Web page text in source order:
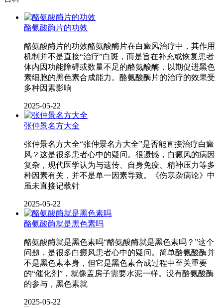
酪氨酸酶片的功效
酪氨酸酶片的功效酪氨酸酶片在白癜风治疗中，其作用
机制并不是直接“治疗”白斑，而是旨在补充或恢复患者
体内因功能障碍或数量不足的酪氨酸酶，以期促进黑色
素细胞的黑色素合成能力。酪氨酸酶片的治疗的效果受
多种因素影响
2025-05-22
张仲景名方大全
张仲景名方大全“张仲景名方大全”是否能直接治疗白癜
风？这是很多患者心中的疑问。很遗憾，白癜风的病因
复杂，现代医学认为与遗传、自身免疫、精神压力等多
种因素有关，并不是单一因素导致。《伤寒杂病论》中
虽未直接记载针
2025-05-22
酪氨酸酶就是黑色素吗
酪氨酸酶就是黑色素吗“酪氨酸酶就是黑色素吗？”这个
问题，是很多白癜风患者心中的疑问。简单酪氨酸酶并
不是黑色素本身，但它是黑色素合成过程中至关重要
的“催化剂”，就像盖房子需要水泥一样。没有酪氨酸酶
的参与，黑色素就
2025-05-22